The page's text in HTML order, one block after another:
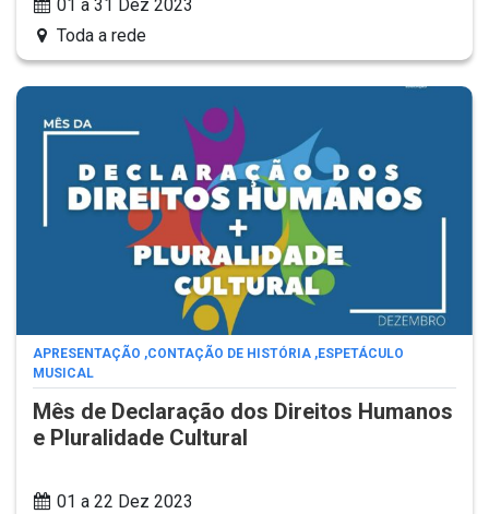
01 a 31 Dez 2023
Toda a rede
APRESENTAÇÃO ,CONTAÇÃO DE HISTÓRIA ,ESPETÁCULO
MUSICAL
Mês de Declaração dos Direitos Humanos
e Pluralidade Cultural
01 a 22 Dez 2023